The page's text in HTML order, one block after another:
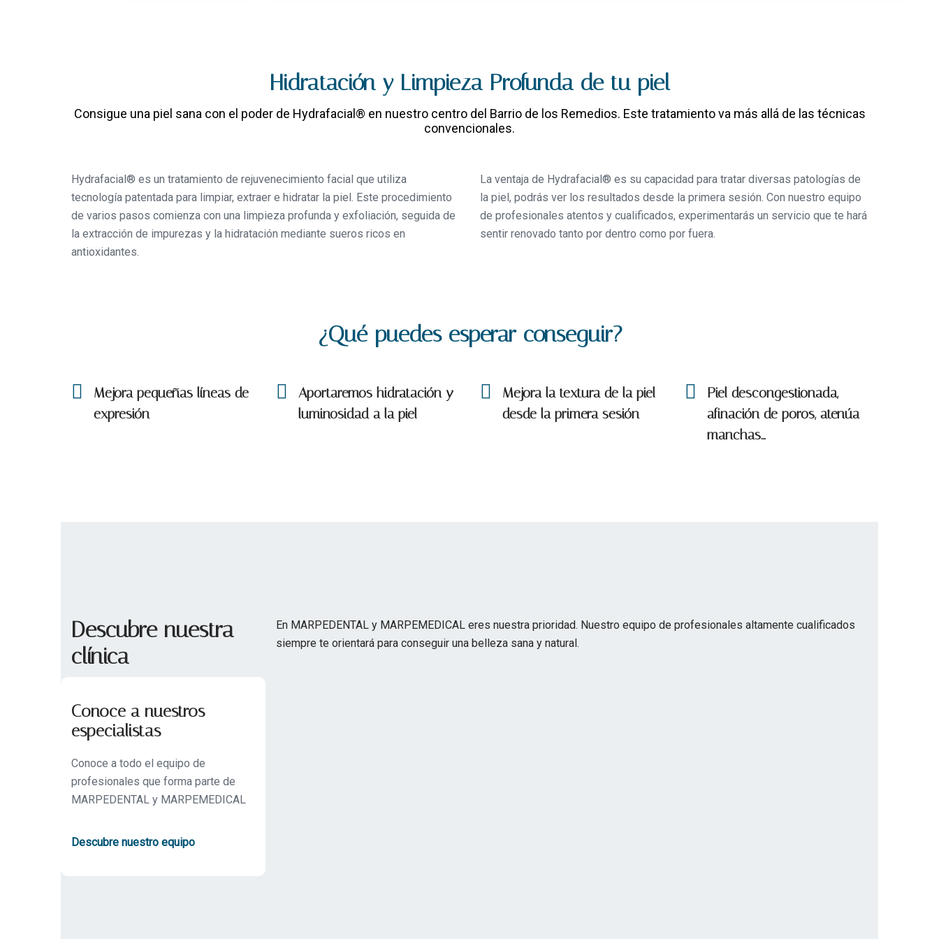
Hidratación y Limpieza Profunda de tu piel
Consigue una piel sana con el poder de Hydrafacial® en nuestro centro del Barrio de los Remedios. Este tratamiento va más allá de las técnicas
convencionales.
Hydrafacial® es un tratamiento de rejuvenecimiento facial que utiliza
tecnología patentada para limpiar, extraer e hidratar la piel. Este procedimiento
de varios pasos comienza con una limpieza profunda y exfoliación, seguida de
la extracción de impurezas y la hidratación mediante sueros ricos en
antioxidantes.
La ventaja de Hydrafacial® es su capacidad para tratar diversas patologías de
la piel, podrás ver los resultados desde la primera sesión. Con nuestro equipo
de profesionales atentos y cualificados, experimentarás un servicio que te hará
sentir renovado tanto por dentro como por fuera.
¿Qué puedes esperar conseguir?
Mejora pequeñas líneas de
expresión
Aportaremos hidratación y
luminosidad a la piel
Mejora la textura de la piel
desde la primera sesión
Piel descongestionada,
afinación de poros, atenúa
manchas…
Descubre nuestra
clínica
En MARPEDENTAL y MARPEMEDICAL eres nuestra prioridad. Nuestro equipo de profesionales altamente cualificados
siempre te orientará para conseguir una belleza sana y natural.
Conoce a nuestros
especialistas
Conoce a todo el equipo de
profesionales que forma parte de
MARPEDENTAL y MARPEMEDICAL
Descubre nuestro equipo